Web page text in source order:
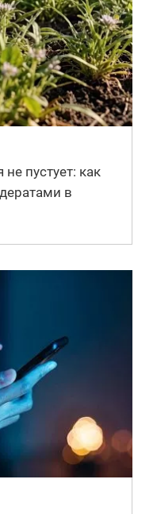
пустует: как
в